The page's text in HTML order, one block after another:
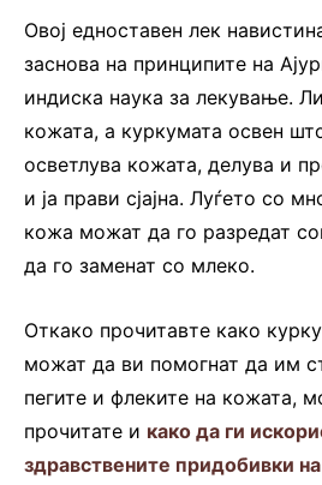
Овој едноставен лек
заснова на принципите на
индиска наука за лекување.
кожата, а куркумата освен
осветлува кожата, делува и
и ја прави сјајна. Луѓето со
кожа можат да го разредат
да го заменат со млеко.
Откако прочитавте како
можат да ви помогнат да им
пегите и флеките на кожата,
прочитате и како да ги
здравствените придобивки на